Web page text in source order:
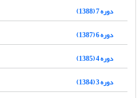
دوره 7 (1388)
دوره 6 (1387)
دوره 4 (1385)
دوره 3 (1384)